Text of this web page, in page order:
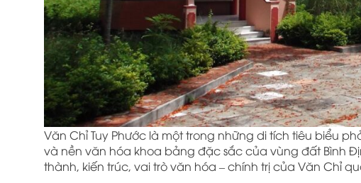
Văn Chỉ Tuy Phước là một trong những di tích tiêu biểu
và nền văn hóa khoa bảng đặc sắc của vùng đất Bình
thành, kiến trúc, vai trò văn hóa – chính trị của Văn Chỉ